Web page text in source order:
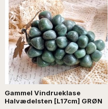
Gammel Vindrueklase
Halvædelsten [L17cm] GRØN